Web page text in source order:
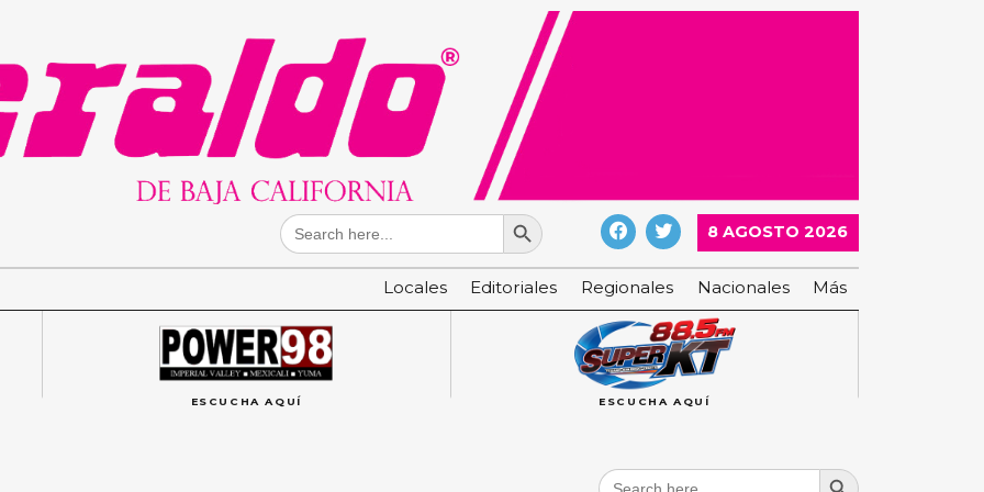
Search
for:
Search Button
8 AGOSTO 2026
Locales Editoriales Regionales Nacionales Más
ESCUCHA AQUÍ ESCUCHA AQUÍ
Search
Search Button